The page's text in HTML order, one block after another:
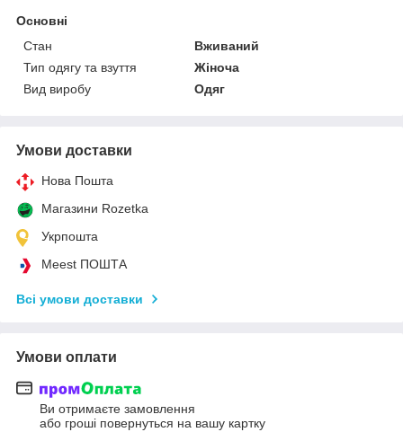
Основні
Стан
Вживаний
Тип одягу та взуття
Жіноча
Вид виробу
Одяг
Умови доставки
Нова Пошта
Магазини Rozetka
Укрпошта
Meest ПОШТА
Всі умови доставки
Умови оплати
Ви отримаєте замовлення
або гроші повернуться на вашу картку